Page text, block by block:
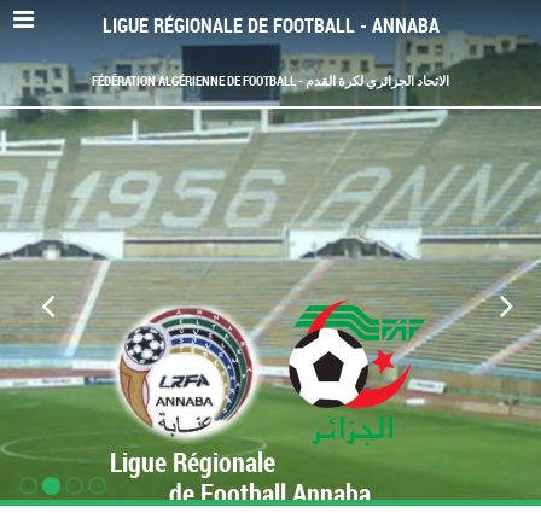
LIGUE RÉGIONALE DE FOOTBALL - ANNABA
FÉDÉRATION ALGÉRIENNE DE FOOTBALL - الاتحاد الجزائري لكرة القدم
Ligue Régionale
de Football Annaba